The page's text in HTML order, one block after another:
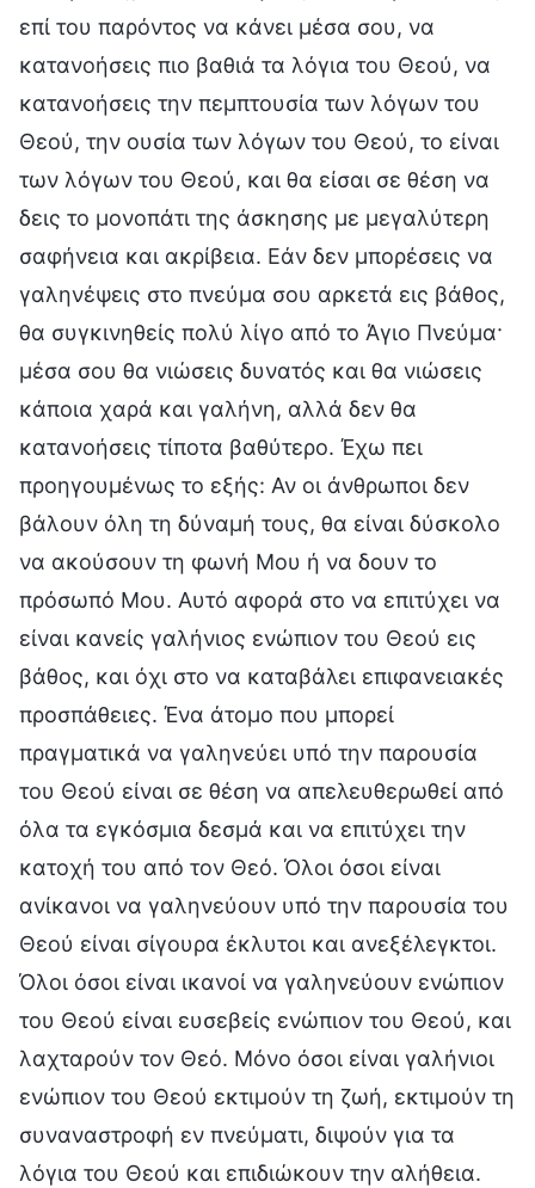
επί του παρόντος να κάνει μέσα σου, να
κατανοήσεις πιο βαθιά τα λόγια του Θεού, να
κατανοήσεις την πεμπτουσία των λόγων του
Θεού, την ουσία των λόγων του Θεού, το είναι
των λόγων του Θεού, και θα είσαι σε θέση να
δεις το μονοπάτι της άσκησης με μεγαλύτερη
σαφήνεια και ακρίβεια. Εάν δεν μπορέσεις να
γαληνέψεις στο πνεύμα σου αρκετά εις βάθος,
θα συγκινηθείς πολύ λίγο από το Άγιο Πνεύμα·
μέσα σου θα νιώσεις δυνατός και θα νιώσεις
κάποια χαρά και γαλήνη, αλλά δεν θα
κατανοήσεις τίποτα βαθύτερο. Έχω πει
προηγουμένως το εξής: Αν οι άνθρωποι δεν
βάλουν όλη τη δύναμή τους, θα είναι δύσκολο
να ακούσουν τη φωνή Μου ή να δουν το
πρόσωπό Μου. Αυτό αφορά στο να επιτύχει να
είναι κανείς γαλήνιος ενώπιον του Θεού εις
βάθος, και όχι στο να καταβάλει επιφανειακές
προσπάθειες. Ένα άτομο που μπορεί
πραγματικά να γαληνεύει υπό την παρουσία
του Θεού είναι σε θέση να απελευθερωθεί από
όλα τα εγκόσμια δεσμά και να επιτύχει την
κατοχή του από τον Θεό. Όλοι όσοι είναι
ανίκανοι να γαληνεύουν υπό την παρουσία του
Θεού είναι σίγουρα έκλυτοι και ανεξέλεγκτοι.
Όλοι όσοι είναι ικανοί να γαληνεύουν ενώπιον
του Θεού είναι ευσεβείς ενώπιον του Θεού, και
λαχταρούν τον Θεό. Μόνο όσοι είναι γαλήνιοι
ενώπιον του Θεού εκτιμούν τη ζωή, εκτιμούν τη
συναναστροφή εν πνεύματι, διψούν για τα
λόγια του Θεού και επιδιώκουν την αλήθεια.